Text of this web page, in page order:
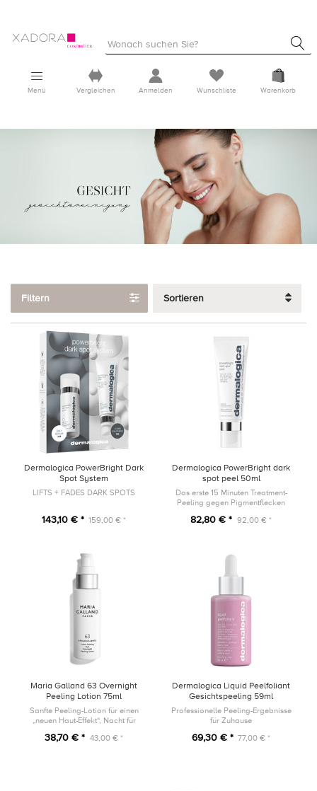
Menü Vergleichen Anmelden Wunschliste Warenkorb
Filtern Sortieren
Dermalogica PowerBright Dark
Spot System
LIFTS + FADES DARK SPOTS
143,10 € * 159,00 € *
Dermalogica PowerBright dark
spot peel 50ml
Das erste 15 Minuten Treatment-
Peeling gegen Pigmentflecken
82,80 € * 92,00 € *
Maria Galland 63 Overnight
Peeling Lotion 75ml
Sanfte Peeling-Lotion für einen
„neuen Haut-Effekt“, Nacht für
38,70 € * 43,00 € *
Dermalogica Liquid Peelfoliant
Gesichtspeeling 59ml
Professionelle Peeling-Ergebnisse
für Zuhause
69,30 € * 77,00 € *